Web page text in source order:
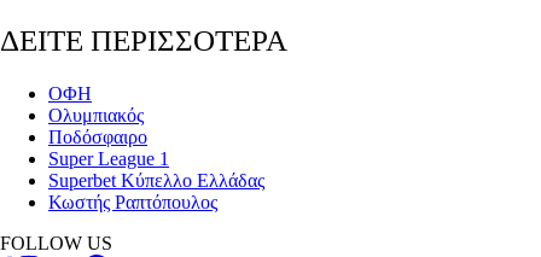
ΔΕΙΤΕ ΠΕΡΙΣΣΟΤΕΡΑ
ΟΦΗ
Ολυμπιακός
Ποδόσφαιρο
Super League 1
Superbet Κύπελλο Ελλάδας
Κωστής Ραπτόπουλος
FOLLOW US